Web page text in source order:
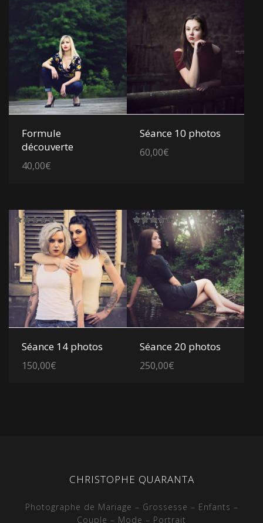
Voir les détails
Formule
découverte
40,00€
Voir les détails
Séance 10 photos
60,00€
Note
5.00
sur 5
Voir les détails
Séance 14 photos
150,00€
Note
5.00
sur 5
Voir les détails
Séance 20 photos
250,00€
CHRISTOPHE QUARANTA
Photographe de Mariage – Grossesse – Enfants –
Couple – Mode – Portrait